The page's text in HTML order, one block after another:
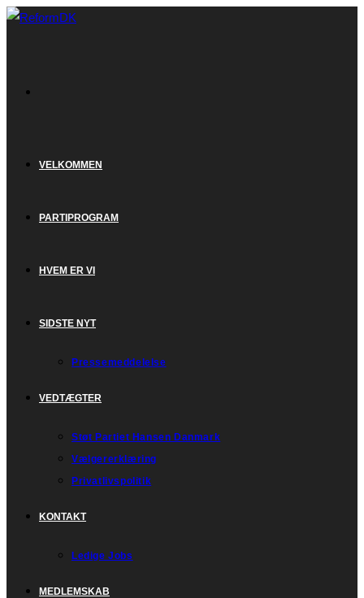
Skip
VELKOMMEN
PARTIPROGRAM
HVEM ER VI
SIDSTE NYT
Pressemeddelelse
VEDTÆGTER
Støt Partiet Hansen Danmark
Vælgererklæring
Privatlivspolitik
KONTAKT
Ledige Jobs
MEDLEMSKAB